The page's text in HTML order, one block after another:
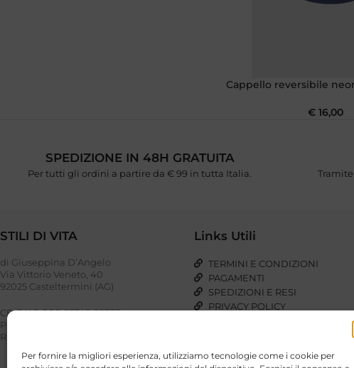
Per fornire la migliori esperienza, utilizziamo tecnologie come i cookie per
Cappello reversibile
€16,00
SPEDIZIONE IN 48H GRATUITA
Per tutti gli ordini a partire da € 99 in tutta Italia.
STILI DI VITA
di Giuseppina D’Angelo
Via Vittorio Veneto, 40
92025 Casteltermini (AG)
CF: DNG GPP 85T48 G273P
P. IVA: 03023110848
REA: AG – 221948
Links Utili
TERMINI E CONDIZIONI
PAGAMENTI
SPEDIZIONI E RESI
PRIVACY POLICY